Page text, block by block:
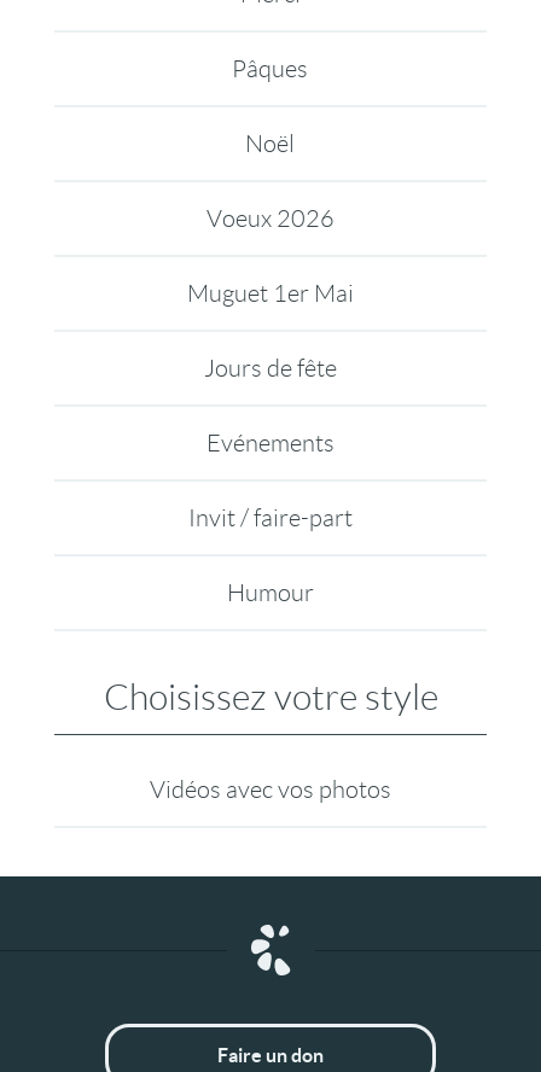
Pâques
Noël
Voeux 2026
Muguet 1er Mai
Jours de fête
Evénements
Invit / faire-part
Humour
Choisissez votre style
Vidéos avec vos photos
Faire un don